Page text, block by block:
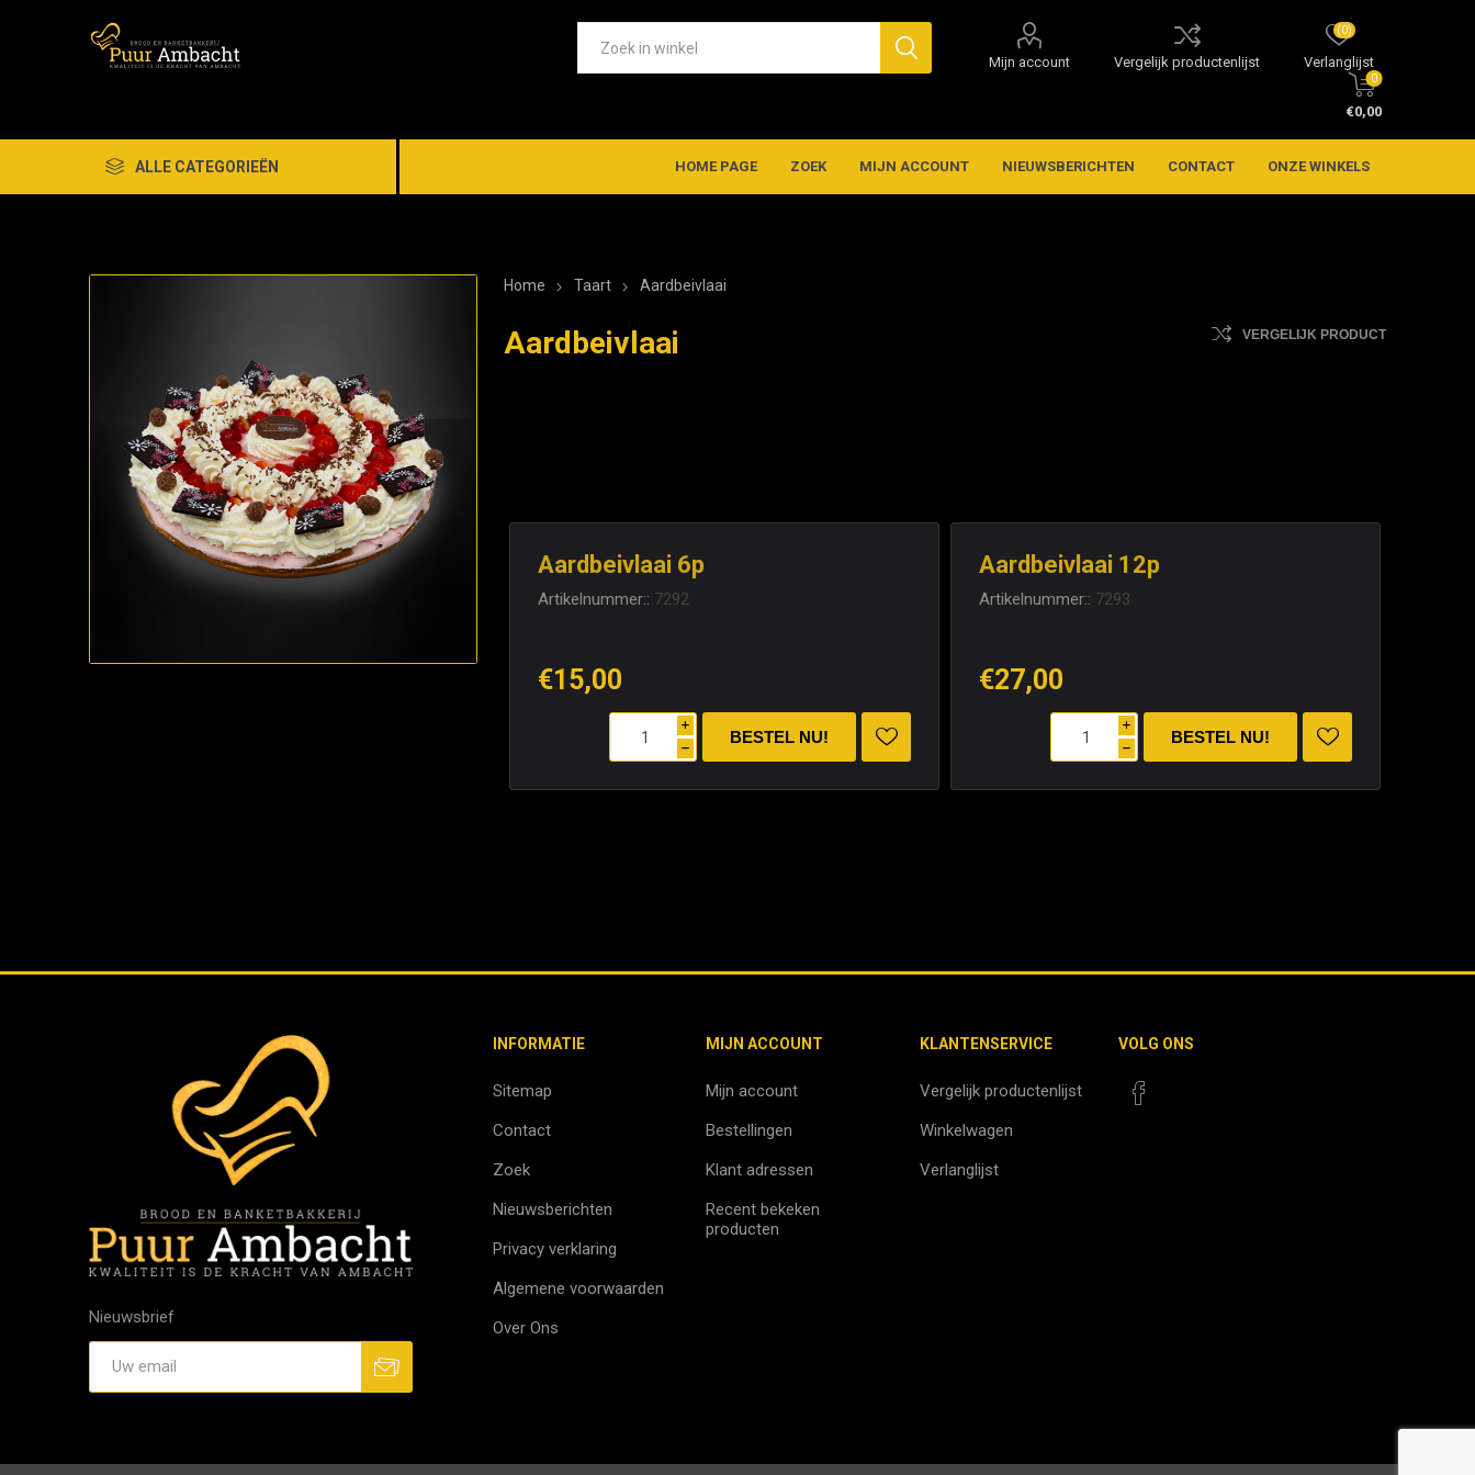
Mijn account Vergelijk productenlijst Verlanglijst
(0)
0
€0,00
ALLE CATEGORIEËN HOME PAGE ZOEK MIJN ACCOUNT NIEUWSBERICHTEN CONTACT ONZE WINKELS
Home Taart Aardbeivlaai
Aardbeivlaai VERGELIJK PRODUCT
Aardbeivlaai 6p
Artikelnummer:: 7292
€15,00
i
h
Aardbeivlaai 12p
Artikelnummer:: 7293
€27,00
i
h
Nieuwsbrief
INFORMATIE
Sitemap
Contact
Zoek
Nieuwsberichten
Privacy verklaring
Algemene voorwaarden
Over Ons
MIJN ACCOUNT
Mijn account
Bestellingen
Klant adressen
Recent bekeken
producten
KLANTENSERVICE
Vergelijk productenlijst
Winkelwagen
Verlanglijst
VOLG ONS